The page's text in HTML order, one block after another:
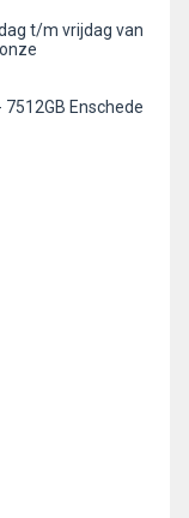
t/m vrijdag van
Enschede